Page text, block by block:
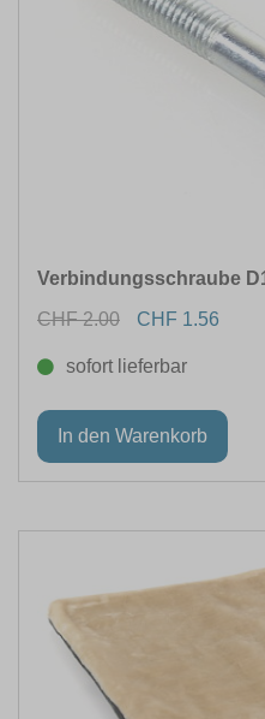
Verbindungsschraube
CHF 2.00
CHF 1.56
sofort lieferbar